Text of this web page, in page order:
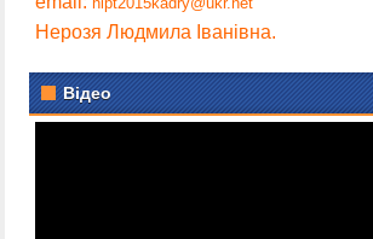
Нерозя Людмила Іванівна.
Відео